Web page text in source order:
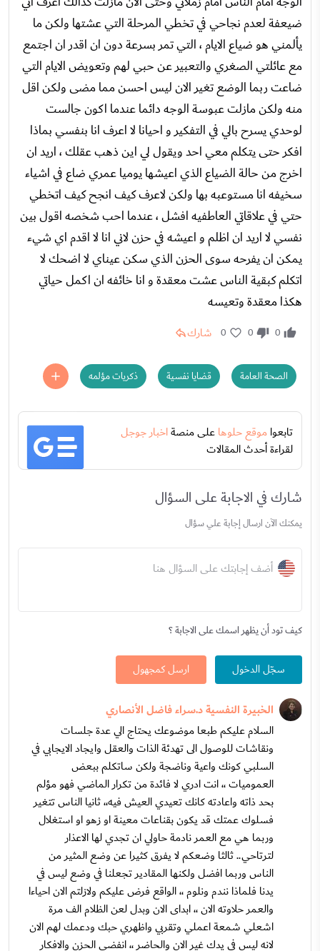
ضيعفة لعدم نجاحي في تخطي المرحلة التي عشتها ولكن ما
يألمني هو ضياع الايام ، التي تمر بسرعة دون ان اقدر ان اجتمع
مع عائلتي الصغري والتعبير عن حبي لهم وتعويض الايام التي
ضاعت ربما الوضع تغير الان ليس احسن مما مضى ولكن اقل
منه ولكن مازلت عبوسة الوجه دائما عندما اكون جالست
لوحدي يسرح بالي في التفكير و احيانا لا اعرف انا بنفسي بماذا
افكر حتى يتكلم معي احد ويقول لي اين ذهب عقلك ، اريد ان
اخرج من حالة الضياع الذي اعيشها يوميا عمري ضاع في اشياء
سخيفه انا مستوعبه بها ولكن لاعرف كيف انجح كيف اتخطي
حتي في علاقاتي العاطفيه افشل ، عندما احب شخصه اقول بين
نفسي لا اريد ان اظلم و اعيشه في حزن لاني انا لا اقدم اي شيء
يمكن ان يفرحه سوى الحزن الذي سكن عيناي لا اضحك لا
اتكلم كبقية الناس عشت معقدة و انا خائفه ان اكمل حياتي
هكذا معقدة وتعيسه
0
0
0 شارك
الصحة العامة قضايا نفسية ذكريات مؤلمه
تابعواموقع حلوهاعلى منصةاخبار جوجل
لقراءة أحدث المقالات
شارك في الاجابة على السؤال
يمكنك الآن ارسال إجابة علي سؤال
أضف إجابتك على السؤال هنا
كيف تود أن يظهر اسمك على الاجابة ؟
سجّل الدخول ارسل كمجهول
الخبيرة النفسية د.سراء فاضل الأنصاري
السلام عليكم طبعا موضوعك يحتاج الي عدة جلسات
ونقاشات للوصول الى تهدئة الذات والعقل وايجاد الايجابي في
السلبي كونك واعية وناضجة ولكن ساتكلم ببعض
العموميات ،، انت ادري لا فائدة من تكرار الماضي فهو مؤلم
بحد ذاته واعادته كانك تعيدي العيش فيه،، ثانيا الناس تتغير
فسلوك عمتك قد يكون بقناعات معينة او زهو او استغلال
وربما هي مع العمر نادمة حاولي ان تجدي لها الاعذار
لترتاحي.. ثالثا وضعكم لا يفرق كثيرا عن وضع المثير من
الناس وربما افضل ولكنها المقادير تجعلنا في وضع ليس في
يدنا فلماذا نندم ونلوم ،، الواقع فرض عليكم ولازلتم الان احياءا
والعمر حلاوته الان ،، ابداى الان وبدل لعن الظلام الف مرة
اشعلي شمعة اعملي وتقربي واظهري حبك ودعمك لهم الان
لانه ليس في يدك غير الان والحاضر ،، انفضي الحزن والافكار